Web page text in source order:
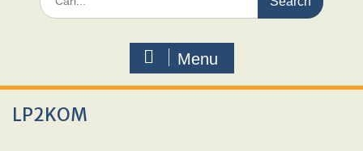
for:
Menu
LP2KOM